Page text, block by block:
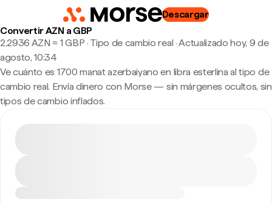
Descargar
Convertir AZN a GBP
2,2936 AZN ≈ 1 GBP · Tipo de cambio real ·Actualizado hoy, 9 de
agosto, 10:34
Ve cuánto es 1700 manat azerbaiyano en libra esterlina al tipo de
cambio real. Envía dinero con Morse — sin márgenes ocultos, sin
tipos de cambio inflados.